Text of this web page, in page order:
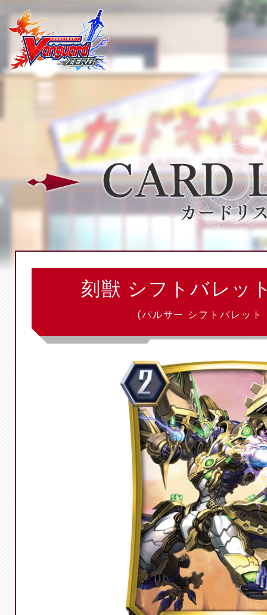
刻獣 シフトバレッ
(パルサー シフトバレット